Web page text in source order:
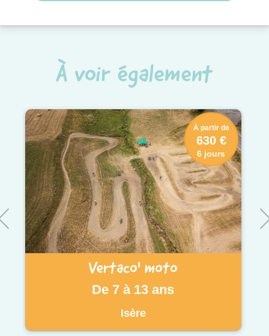
À voir également
Vertaco' moto
De 7 à 13 ans
Isère
À partir de
630 €
6 jours